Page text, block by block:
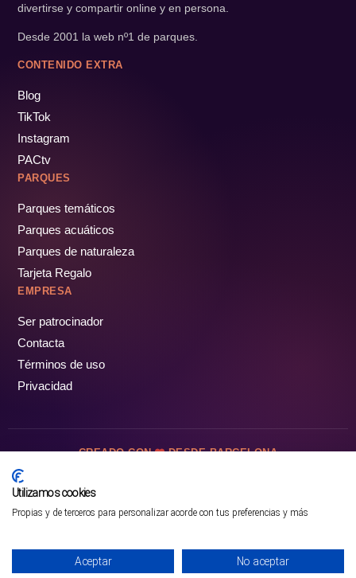
Mejor opción en SATOORDAY
divertirse y compartir online y en persona.
Desde 2001 la web nº1 de parques.
CONTENIDO EXTRA
Blog
TikTok
Instagram
PACtv
PARQUES
Parques temáticos
Parques acuáticos
Parques de naturaleza
Tarjeta Regalo
EMPRESA
Ser patrocinador
Contacta
Términos de uso
Privacidad
CREADO CON DESDE BARCELONA
Utilizamos cookies
Propias y de terceros para personalizar acorde con tus preferencias y más
Aceptar No aceptar